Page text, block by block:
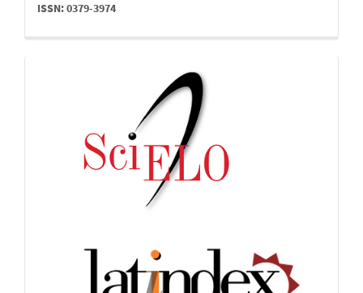
ISSN: 0379-3974